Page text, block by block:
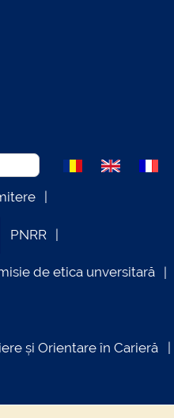
PNRR
de etica unversitară
și Orientare în Carieră